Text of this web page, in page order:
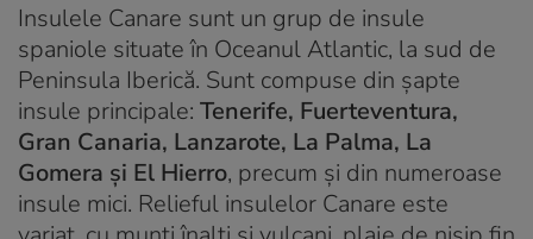
Insulele Canare sunt un grup de insule
spaniole situate în Oceanul Atlantic, la sud de
Peninsula Iberică. Sunt compuse din șapte
insule principale: Tenerife, Fuerteventura,
Gran Canaria, Lanzarote, La Palma, La
Gomera și El Hierro, precum și din numeroase
insule mici. Relieful insulelor Canare este